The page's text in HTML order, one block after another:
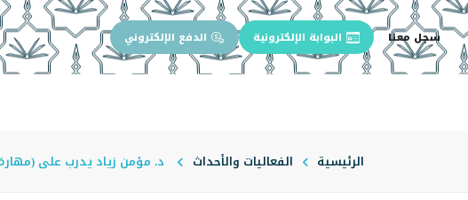
سجل معنا البوابة الإلكترونية الدفع الإلكتروني
الرئيسية الفعاليات والأحداث د. مؤمن زياد يدرب على (مهارة